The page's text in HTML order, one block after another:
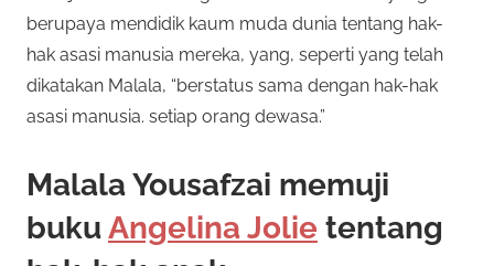
berupaya mendidik kaum muda dunia tentang hak-
hak asasi manusia mereka, yang, seperti yang telah
dikatakan Malala, “berstatus sama dengan hak-hak
asasi manusia. setiap orang dewasa.”
Malala Yousafzai memuji
bukuAngelina Jolie tentang